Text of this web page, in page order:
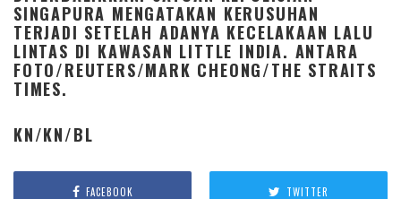
SINGAPURA MENGATAKAN KERUSUHAN
TERJADI SETELAH ADANYA KECELAKAAN LALU
LINTAS DI KAWASAN LITTLE INDIA. ANTARA
FOTO/REUTERS/MARK CHEONG/THE STRAITS
TIMES.
KN/KN/BL
FACEBOOK TWITTER